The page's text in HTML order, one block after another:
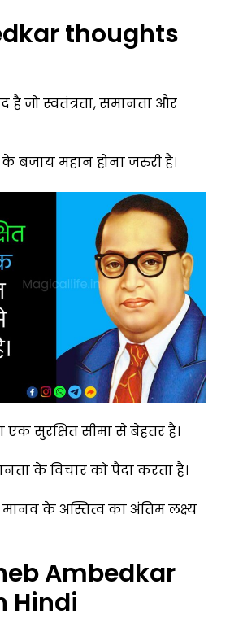
thoughts
है जो स्वतंत्रता, समानता और
बजाय महान होना जरुरी है।
एक सुरक्षित सीमा से बेहतर है।
के विचार को पैदा करता है।
मानव के अस्तित्व का अंतिम लक्ष्य
Ambedkar
Hindi